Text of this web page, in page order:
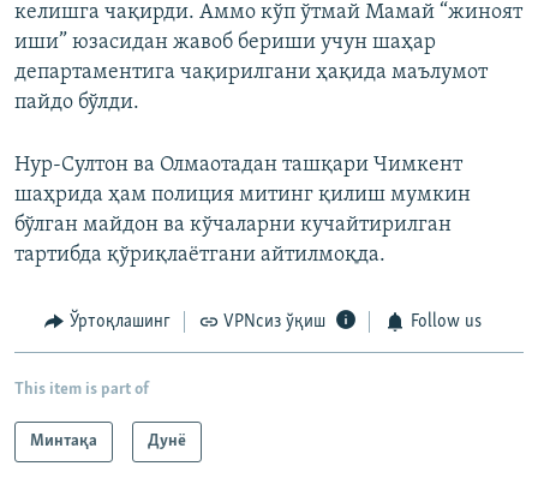
келишга чақирди. Аммо кўп ўтмай Мамай “жиноят
иши” юзасидан жавоб бериши учун шаҳар
департаментига чақирилгани ҳақида маълумот
пайдо бўлди.
Нур-Султон ва Олмаотадан ташқари Чимкент
шаҳрида ҳам полиция митинг қилиш мумкин
бўлган майдон ва кўчаларни кучайтирилган
тартибда қўриқлаётгани айтилмоқда.
Ўртоқлашинг VPNсиз ўқиш Follow us
This item is part of
Минтақа Дунë